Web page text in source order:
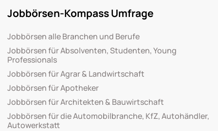
Jobbörsen-Kompass Umfrage
Jobbörsen alle Branchen und Berufe
Jobbörsen für Absolventen, Studenten, Young
Professionals
Jobbörsen für Agrar & Landwirtschaft
Jobbörsen für Apotheker
Jobbörsen für Architekten & Bauwirtschaft
Jobbörsen für die Automobilbranche, KfZ, Autohändler,
Autowerkstatt